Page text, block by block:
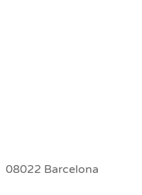
08022 Barcelona